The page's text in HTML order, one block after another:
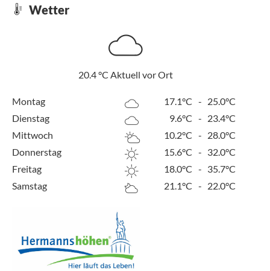
Wetter
20.4°C Aktuell vor Ort
Montag 17.1°C - 25.0°C
Dienstag
9.6°C - 23.4°C
Mittwoch
10.2°C - 28.0°C
Donnerstag
15.6°C - 32.0°C
Freitag
18.0°C - 35.7°C
Samstag
21.1°C - 22.0°C